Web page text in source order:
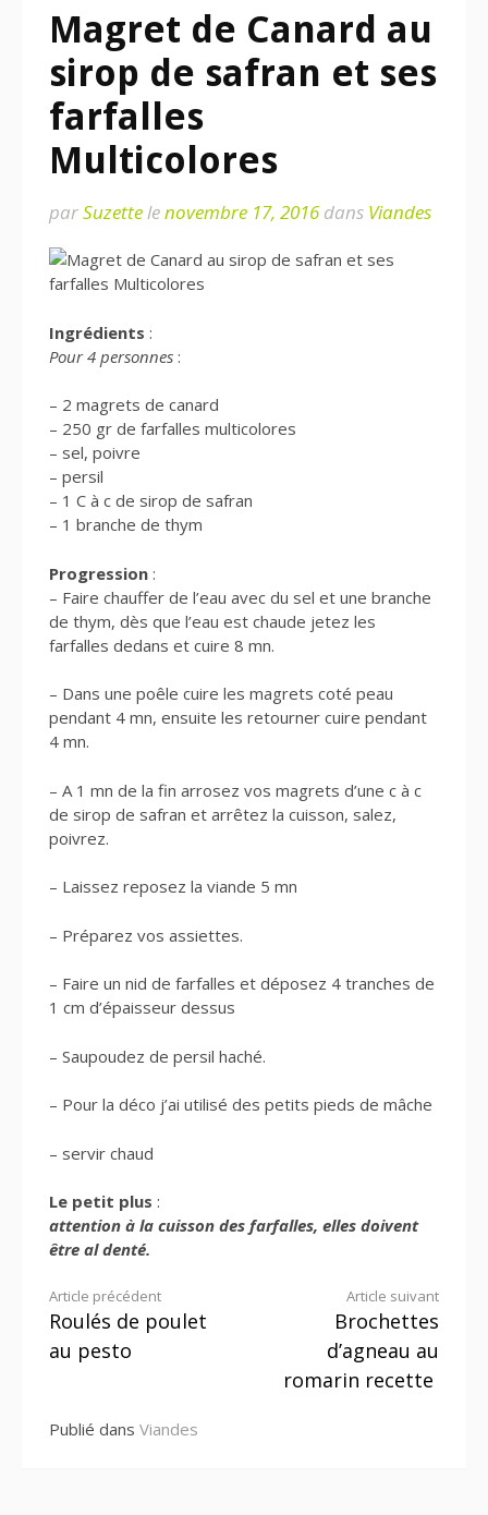
Magret de Canard au
sirop de safran et ses
farfalles
Multicolores
parSuzettelenovembre 17, 2016dans Viandes
Ingrédients :
Pour 4 personnes :
– 2 magrets de canard
– 250 gr de farfalles multicolores
– sel, poivre
– persil
– 1 C à c de sirop de safran
– 1 branche de thym
Progression :
– Faire chauffer de l’eau avec du sel et une branche
de thym, dès que l’eau est chaude jetez les
farfalles dedans et cuire 8 mn.
– Dans une poêle cuire les magrets coté peau
pendant 4 mn, ensuite les retourner cuire pendant
4 mn.
– A 1 mn de la fin arrosez vos magrets d’une c à c
de sirop de safran et arrêtez la cuisson, salez,
poivrez.
– Laissez reposez la viande 5 mn
– Préparez vos assiettes.
– Faire un nid de farfalles et déposez 4 tranches de
1 cm d’épaisseur dessus
– Saupoudez de persil haché.
– Pour la déco j’ai utilisé des petits pieds de mâche
– servir chaud
Le petit plus :
attention à la cuisson des farfalles, elles doivent
être al denté.
Lire
la
Article précédent
Roulés de poulet
au pesto
Article suivant
Brochettes
d’agneau au
romarin recette
Publié dans Viandes